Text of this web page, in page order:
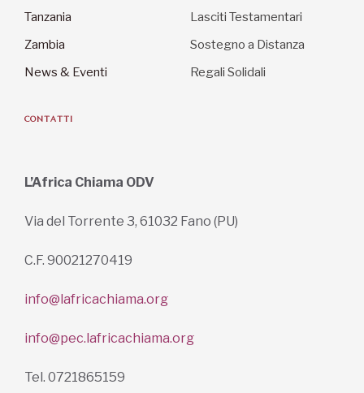
Tanzania
Zambia
News & Eventi
Lasciti Testamentari
Sostegno a Distanza
Regali Solidali
CONTATTI
L’Africa Chiama ODV
Via del Torrente 3, 61032 Fano (PU)
C.F. 90021270419
info@lafricachiama.org
info@pec.lafricachiama.org
Tel. 0721865159